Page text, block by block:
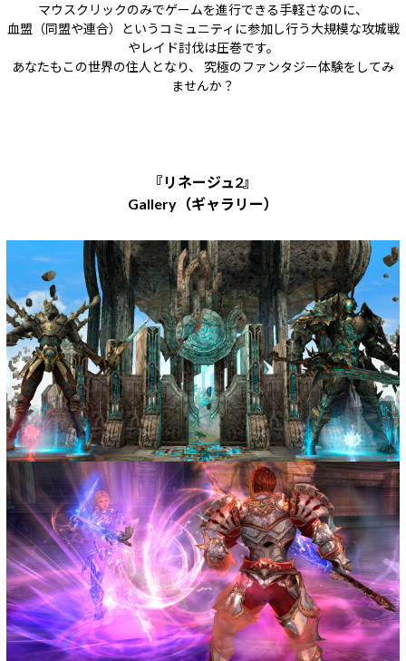
マウスクリックのみでゲームを進行できる手軽さなのに、
血盟（同盟や連合）というコミュニティに参加し行う大規模な攻城戦
やレイド討伐は圧巻です。
あなたもこの世界の住人となり、 究極のファンタジー体験をしてみ
ませんか？
『リネージュ2』
Gallery（ギャラリー）